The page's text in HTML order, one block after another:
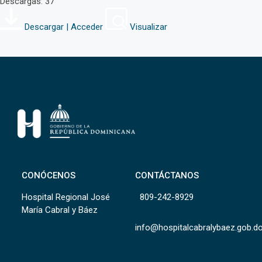
Descargar | Acceder Visualizar
CONÓCENOS
Hospital Regional José
María Cabral y Báez
CONTÁCTANOS
809-242-8929